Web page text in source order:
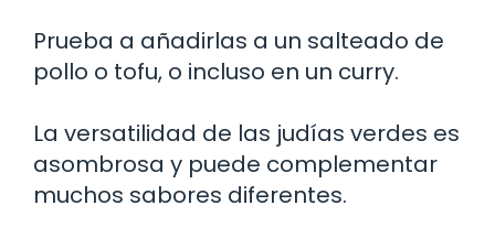
Prueba a añadirlas a un salteado de
pollo o tofu, o incluso en un curry.
La versatilidad de las judías verdes es
asombrosa y puede complementar
muchos sabores diferentes.